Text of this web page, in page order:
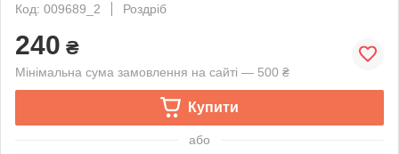
Код: 009689_2
Роздріб
240 ₴
Мінімальна сума замовлення на сайті — 500 ₴
Купити
або